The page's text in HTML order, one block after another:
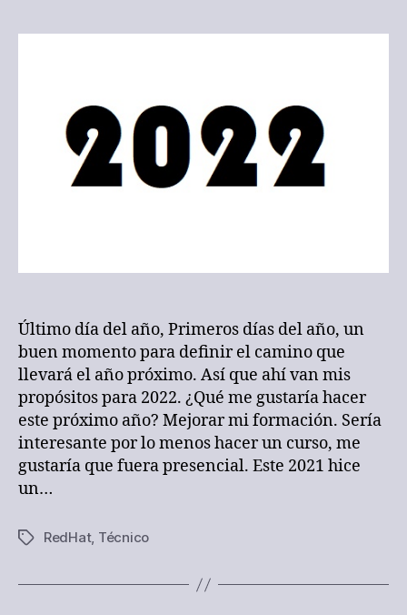
2022
Último día del año, Primeros días del año, un
buen momento para definir el camino que
llevará el año próximo. Así que ahí van mis
propósitos para 2022. ¿Qué me gustaría hacer
este próximo año? Mejorar mi formación. Sería
interesante por lo menos hacer un curso, me
gustaría que fuera presencial. Este 2021 hice
un…
Etiquetas
RedHat, Técnico